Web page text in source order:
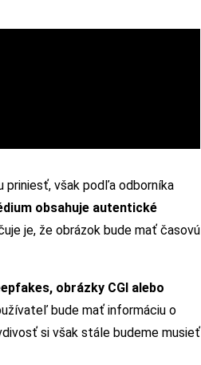
priniesť, však podľa odborníka
obsahuje autentické
je, že obrázok bude mať časovú
obrázky CGI alebo
bude mať informáciu o
si však stále budeme musieť